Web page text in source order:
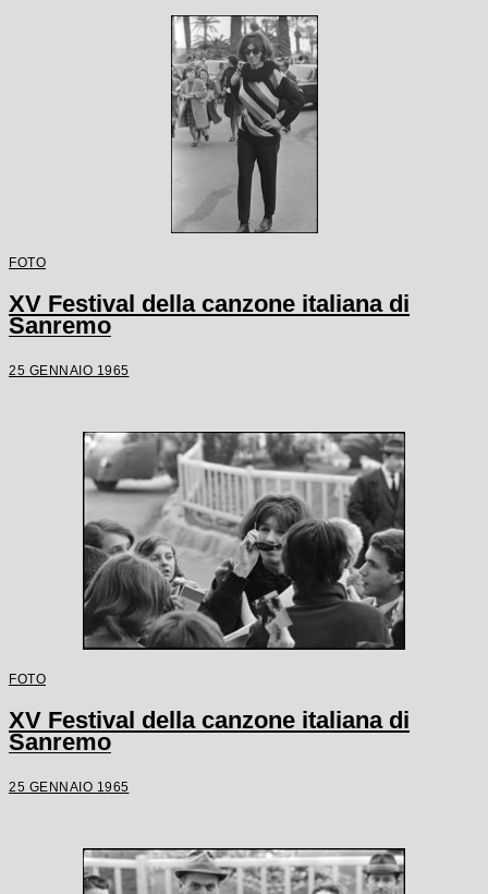
FOTO
XV Festival della canzone italiana di
Sanremo
25 GENNAIO 1965
FOTO
XV Festival della canzone italiana di
Sanremo
25 GENNAIO 1965